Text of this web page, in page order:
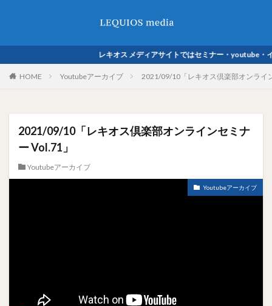
レキオス メディアサイトではセミナー・youtube・イベン
HOME Youtubeアーカイブ 2021/09/10「レキオス倶楽部オンライ
2021/09/10「レキオス倶楽部オンラインセミナ
ー Vol.71」
Youtubeアーカイブ
Youtubeアーカイブ